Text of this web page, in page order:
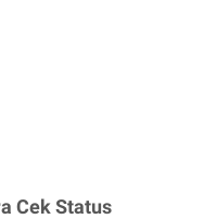
Cek Status